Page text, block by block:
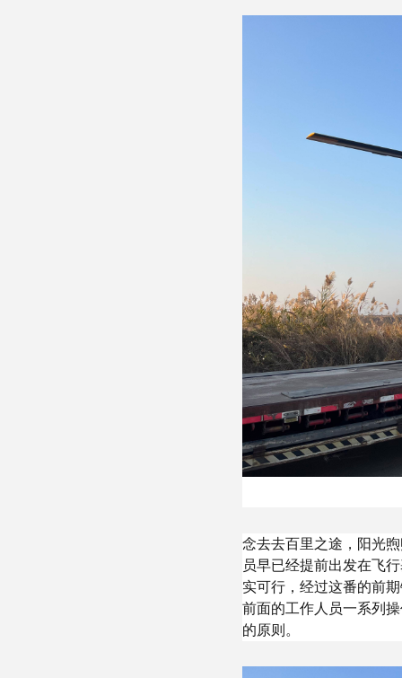
念去去百里之途，阳光
员早已经提前出发在飞
实可行，经过这番的前
前面的工作人员一系列
的原则。